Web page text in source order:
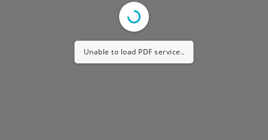
Unable to load PDF service..